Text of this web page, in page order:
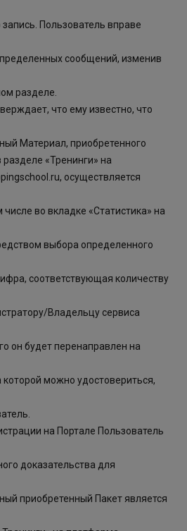
Пользователь вправе
сообщений, изменив
разделе.
что ему известно, что
Материал, приобретенного
«Тренинги» на
осуществляется
во вкладке «Статистика» на
выбора определенного
соответствующая количеству
Владельцу сервиса
он будет перенаправлен на
которой можно удостовериться,
на Портале Пользователь
доказательства для
приобретенный Пакет является